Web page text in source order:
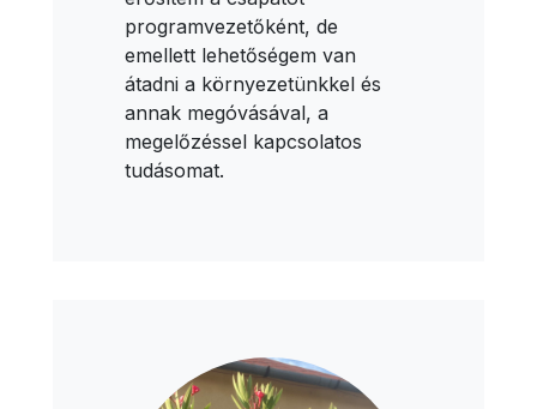
programvezetőként, de
emellett lehetőségem van
átadni a környezetünkkel és
annak megóvásával, a
megelőzéssel kapcsolatos
tudásomat.